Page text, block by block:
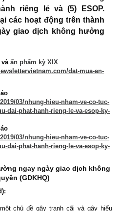
phân phối vốn quan
(1) Cổ tức tiền mặt, (2)
(3) bán ưu đãi cho cổ
hành riêng lẻ và (5)
giao dịch không
vàấn phẩm kỳ XIX
newslettervietnam.com/dat-mua-
báo
2019/03/nhung-hieu-nham-ve-
uu-dai-phat-hanh-rieng-le-va-
báo
2019/03/nhung-hieu-nham-ve-
uu-dai-phat-hanh-rieng-le-va-